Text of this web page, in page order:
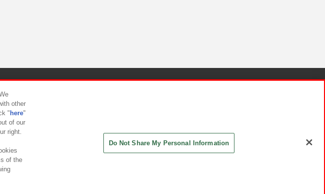
応方針
other
" here"
of our
right.
of the
Do Not Share My Personal Information